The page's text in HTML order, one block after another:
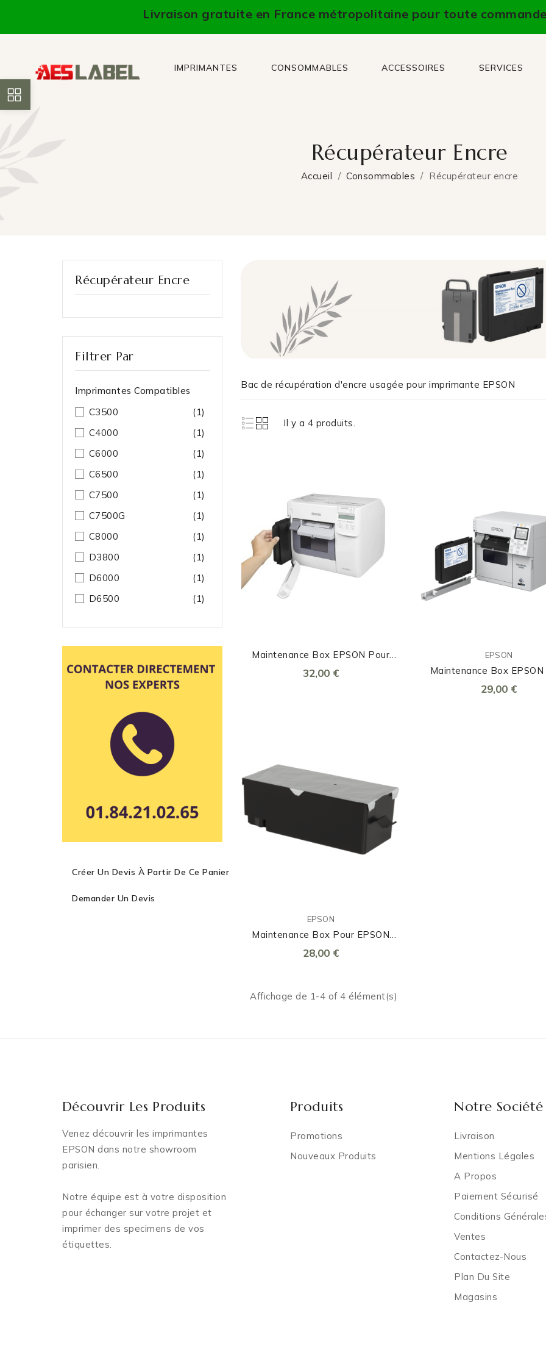
Livraison gratuite en France métropolitaine pour toute
IMPRIMANTES CONSOMMABLES ACCESSOIRES SERVICES
Récupérateur Encre
Accueil Consommables Récupérateur encre
Récupérateur Encre
Filtrer Par
Imprimantes Compatibles
C3500
(1)
C4000
(1)
C6000
(1)
C6500
(1)
C7500
(1)
C7500G
(1)
C8000
(1)
D3800
(1)
D6000
(1)
D6500
(1)
Créer Un Devis À Partir De Ce Panier
Demander Un Devis
Bac de récupération d'encre usagée pour imprimante EPSON
Il y a 4 produits.
Maintenance Box EPSON Pour
C3500
32,00 €
EPSON
Maintenance Box
C4000/D3800
29,00 €
EPSON
Maintenance Box Pour EPSON
C7500 Et C7500G Et C8000
28,00 €
Affichage de 1-4 of 4 élément(s)
Découvrir Les Produits
Venez découvrir les imprimantes
EPSON dans notre showroom
parisien.
Notre équipe est à votre disposition
pour échanger sur votre projet et
imprimer des specimens de vos
étiquettes.
Produits
Promotions
Nouveaux Produits
Notre Société
Livraison
Mentions Légales
A Propos
Paiement Sécurisé
Conditions
Ventes
Contactez-Nous
Plan Du Site
Magasins